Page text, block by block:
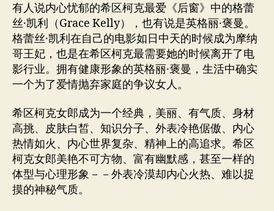
有人说内心忧郁的希区柯克最爱《后窗》中的格蕾
丝·凯利（Grace Kelly），也有说是英格丽·褒曼。
格蕾丝·凯利在自己的电影如日中天的时候成为摩纳
哥王妃，也是在希区柯克最需要她的时候离开了电
影行业。拥有健康形象的英格丽·褒曼，生活中确实
一个为了爱情抛弃家庭的争议女人。
希区柯克女郎成为一个经典，美丽、有气质、身材
高挑、皮肤白皙、知识分子、外表冷艳倨傲、内心
热情如火、内心世界复杂、精神上的高追求。希区
柯克女郎美艳不可方物、富有幽默感，甚至一样的
体型与心理形象－－外表冷漠却内心火热、难以捉
摸的神秘气质。